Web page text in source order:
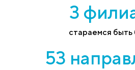
3
стараемся
53